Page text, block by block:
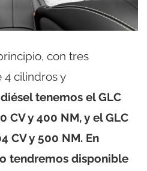
con tres
4 cilindros y
diésel tenemos el GLC
CV y 400 NM, y el GLC
CV y 500 NM. En
tendremos disponible